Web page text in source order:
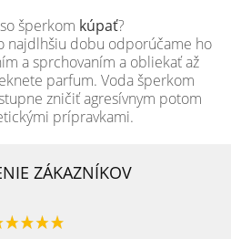
šperkom kúpať?
najdlhšiu dobu odporúčame ho
a sprchovaním a obliekať až
parfum. Voda šperkom
zničiť agresívnym potom
prípravkami.
ZÁKAZNÍKOV